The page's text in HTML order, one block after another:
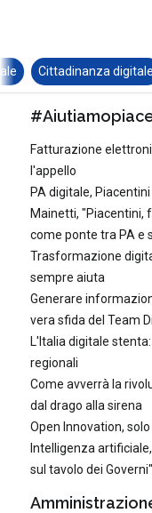
Cittadinanza digitale
Fatturazione
l'appello
PA digitale,
Mainetti, "Piacentini,
come ponte tra PA e
Trasformazione
sempre aiuta
Generare
vera sfida del Team
L'Italia digitale
regionali
Come avverrà la
dal drago alla sirena
Open Innovation,
Intelligenza
sul tavolo dei Governi"